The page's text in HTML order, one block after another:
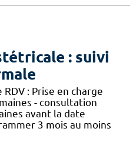
: suivi
: Prise en charge
- consultation
avant la date
3 mois au moins